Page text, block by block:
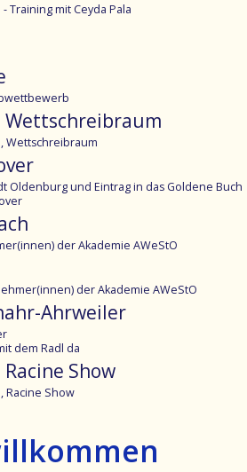
Training mit Ceyda Pala
Wettschreibraum
Oldenburg und Eintrag in das Goldene Buch
der Akademie AWeStO
der Akademie AWeStO
dem Radl da
Racine Show